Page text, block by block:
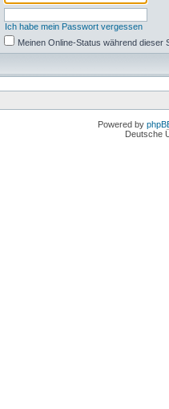
Ich habe mein Passwort vergessen
Meinen Online-Status während dieser
Powered by
Deutsche